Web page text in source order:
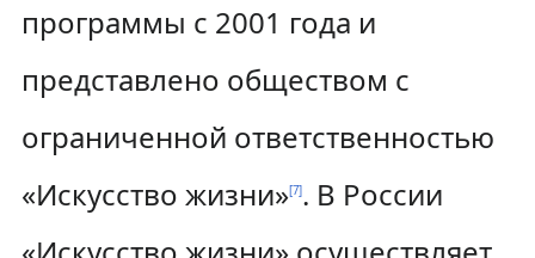
программы с 2001 года и
представлено обществом с
ограниченной ответственностью
«Искусство жизни»[7]. В России